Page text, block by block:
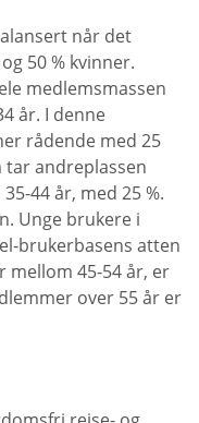
når det
50 % kvinner.
medlemsmassen
år. I denne
rådende med 25
tar andreplassen
44 år, med 25 %.
Unge brukere i
brukerbasens atten
mellom 45-54 år, er
over 55 år er